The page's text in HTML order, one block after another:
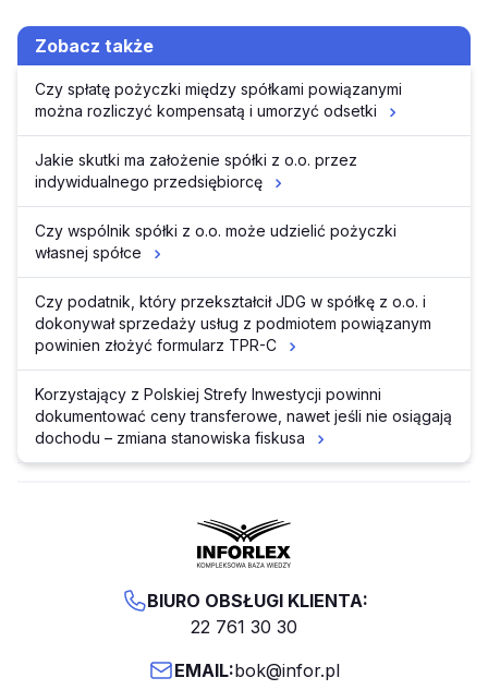
Zobacz także
Czy spłatę pożyczki między spółkami powiązanymi
można rozliczyć kompensatą i umorzyć odsetki
Jakie skutki ma założenie spółki z o.o. przez
indywidualnego przedsiębiorcę
Czy wspólnik spółki z o.o. może udzielić pożyczki
własnej spółce
Czy podatnik, który przekształcił JDG w spółkę z o.o. i
dokonywał sprzedaży usług z podmiotem powiązanym
powinien złożyć formularz TPR-C
Korzystający z Polskiej Strefy Inwestycji powinni
dokumentować ceny transferowe, nawet jeśli nie osiągają
dochodu – zmiana stanowiska fiskusa
BIURO OBSŁUGI KLIENTA:
22 761 30 30
EMAIL:bok@infor.pl